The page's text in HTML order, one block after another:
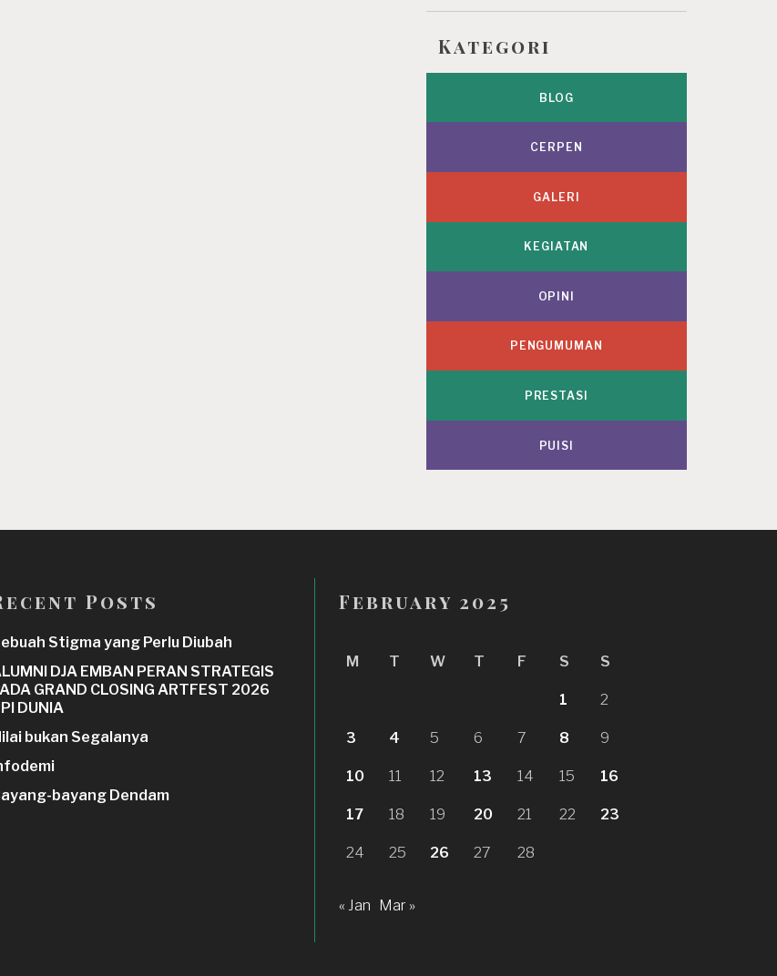
Kategori
BLOG
CERPEN
GALERI
KEGIATAN
OPINI
PENGUMUMAN
PRESTASI
PUISI
Posts
Stigma yang Perlu Diubah
DJA EMBAN PERAN STRATEGIS
GRAND CLOSING ARTFEST 2026
DUNIA
bukan Segalanya
bayang Dendam
February 2025
M T W T F S S
1 2
3 4 5 6 7 8 9
10 11 12 13 14 15 16
17 18 19 20 21 22 23
24 25 26 27 28
« Jan Mar »